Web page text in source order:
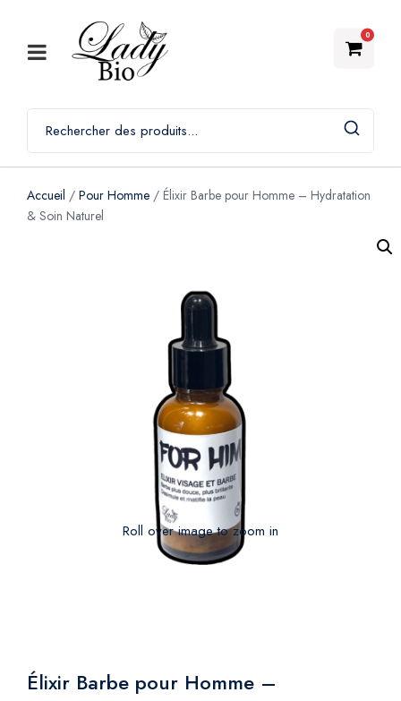
0
Accueil / Pour Homme / Élixir Barbe pour Homme – Hydratation
& Soin Naturel
Roll over image to zoom in
Élixir Barbe pour Homme –